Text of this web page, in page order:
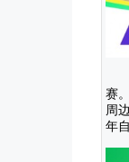
赛
周
年